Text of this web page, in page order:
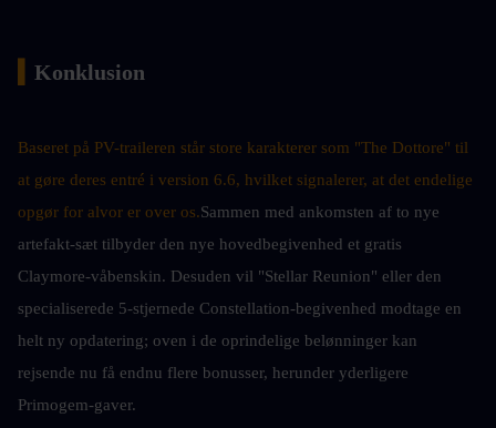
Konklusion
Baseret på PV-traileren står store karakterer som "The Dottore" til
at gøre deres entré i version 6.6, hvilket signalerer, at det endelige
opgør for alvor er over os.Sammen med ankomsten af to nye
artefakt-sæt tilbyder den nye hovedbegivenhed et gratis
Claymore-våbenskin. Desuden vil "Stellar Reunion" eller den
specialiserede 5-stjernede Constellation-begivenhed modtage en
helt ny opdatering; oven i de oprindelige belønninger kan
rejsende nu få endnu flere bonusser, herunder yderligere
Primogem-gaver.